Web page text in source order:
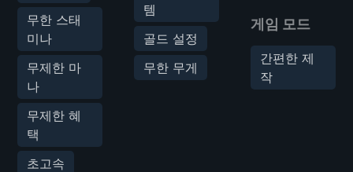
무한 스태
미나
무제한 마
나
무제한 혜
택
초고속
템
골드 설정
무한 무게
게임 모드
간편한 제
작